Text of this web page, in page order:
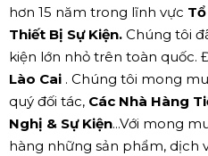
hơn 15 năm trong lĩnh vực
Thiết Bị Sự Kiện. Chúng tôi
kiện lớn nhỏ trên toàn quốc.
Lào Cai . Chúng tôi mong
quý đối tác, Các Nhà Hàng
Nghị & Sự Kiện...Với mong
hàng những sản phẩm, dịch